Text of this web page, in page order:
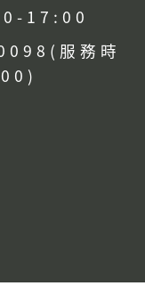
17:00
服務時